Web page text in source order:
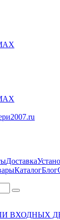
Доставка
КаталогБлог
ВХОДНЫХ